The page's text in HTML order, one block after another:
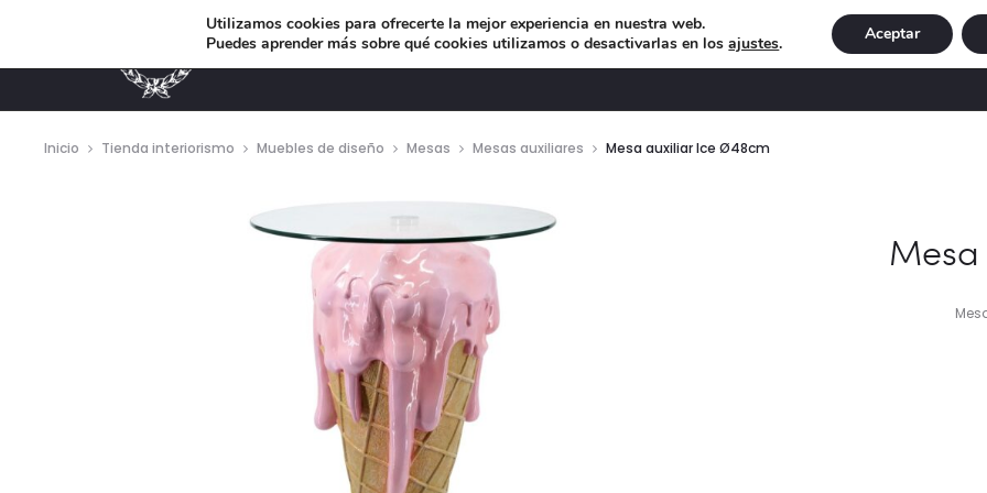
MUEBLES DE DISEÑO ILUMINACIÓN NAVIDAD
Inicio Tienda interiorismo Muebles de diseño Mesas Mesas auxiliares Mesa auxiliar Ice Ø48cm
Utilizamos cookies para ofrecerte la mejor experiencia en nuestra web.
Puedes aprender más sobre qué cookies utilizamos o desactivarlas en losajustes. Aceptar